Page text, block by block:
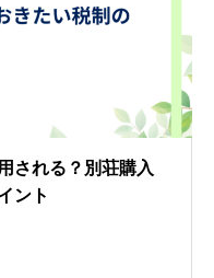
される？別荘購入
ント